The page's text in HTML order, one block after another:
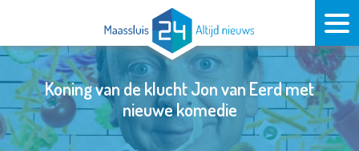
Koning van de klucht Jon van Eerd met
nieuwe komedie